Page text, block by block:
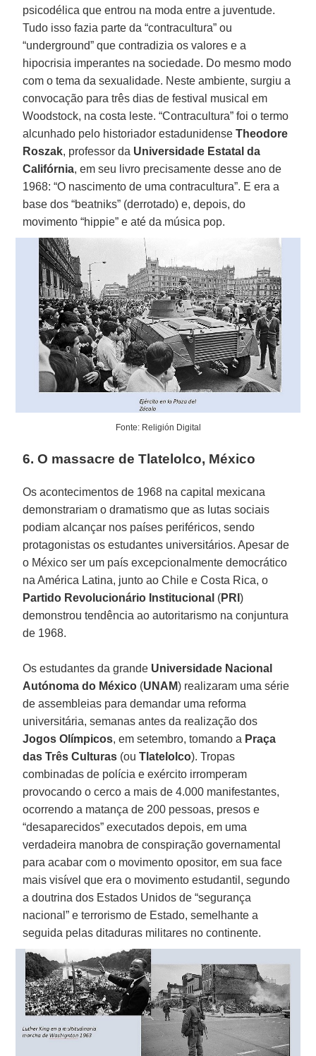
psicodélica que entrou na moda entre a juventude.
Tudo isso fazia parte da “contracultura” ou
“underground” que contradizia os valores e a
hipocrisia imperantes na sociedade. Do mesmo modo
com o tema da sexualidade. Neste ambiente, surgiu a
convocação para três dias de festival musical em
Woodstock, na costa leste. “Contracultura” foi o termo
alcunhado pelo historiador estadunidenseTheodore
Roszak, professor da Universidade Estatal da
Califórnia, em seu livro precisamente desse ano de
1968: “O nascimento de uma contracultura”. E era a
base dos “beatniks” (derrotado) e, depois, do
movimento “hippie” e até da música pop.
Fonte: Religión Digital
6. O massacre de Tlatelolco, México
Os acontecimentos de 1968 na capital mexicana
demonstrariam o dramatismo que as lutas sociais
podiam alcançar nos países periféricos, sendo
protagonistas os estudantes universitários. Apesar de
o México ser um país excepcionalmente democrático
na América Latina, junto ao Chile e Costa Rica, o
Partido Revolucionário Institucional (PRI)
demonstrou tendência ao autoritarismo na conjuntura
de 1968.
Os estudantes da grande Universidade Nacional
Autónoma do México (UNAM) realizaram uma série
de assembleias para demandar uma reforma
universitária, semanas antes da realização dos
Jogos Olímpicos, em setembro, tomando a Praça
das Três Culturas (ouTlatelolco). Tropas
combinadas de polícia e exército irromperam
provocando o cerco a mais de 4.000 manifestantes,
ocorrendo a matança de 200 pessoas, presos e
“desaparecidos” executados depois, em uma
verdadeira manobra de conspiração governamental
para acabar com o movimento opositor, em sua face
mais visível que era o movimento estudantil, segundo
a doutrina dos Estados Unidos de “segurança
nacional” e terrorismo de Estado, semelhante a
seguida pelas ditaduras militares no continente.